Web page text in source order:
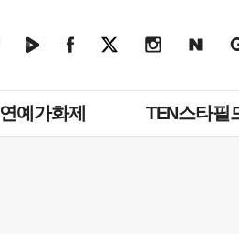
연예가화제 TEN스타필